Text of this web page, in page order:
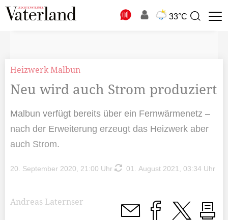
33°C
Suchbegriff
Heizwerk Malbun
Neu wird auch Strom produziert
Malbun verfügt bereits über ein Fernwärmenetz –
nach der Erweiterung erzeugt das Heizwerk aber
auch Strom.
20. September 2020, 21:00 Uhr 01. August 2021, 03:34 Uhr
Andreas Laternser